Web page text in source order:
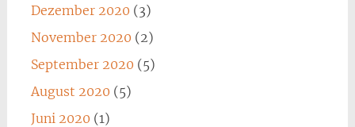
Dezember 2020 (3)
November 2020 (2)
September 2020 (5)
August 2020 (5)
Juni 2020 (1)